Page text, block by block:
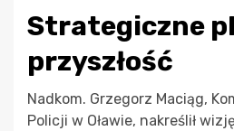
Strategiczne
przyszłość
Nadkom. Grzegorz Maciąg,
Policji w Oławie, nakreślił